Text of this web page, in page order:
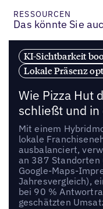
RESSOURCEN
Das könnte Sie
KI-Sichtbarkeit
Lokale Präsenz
Wie Pizza Hut
schließt und
Mit einem
lokale
ausbalanciert,
an 387 Standorten
Google-Maps-
Jahresvergleich),
bei 90 %
geschätzten